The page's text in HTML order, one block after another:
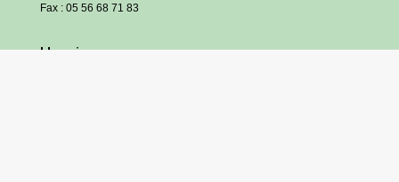
Fax : 05 56 68 71 83
Horaires